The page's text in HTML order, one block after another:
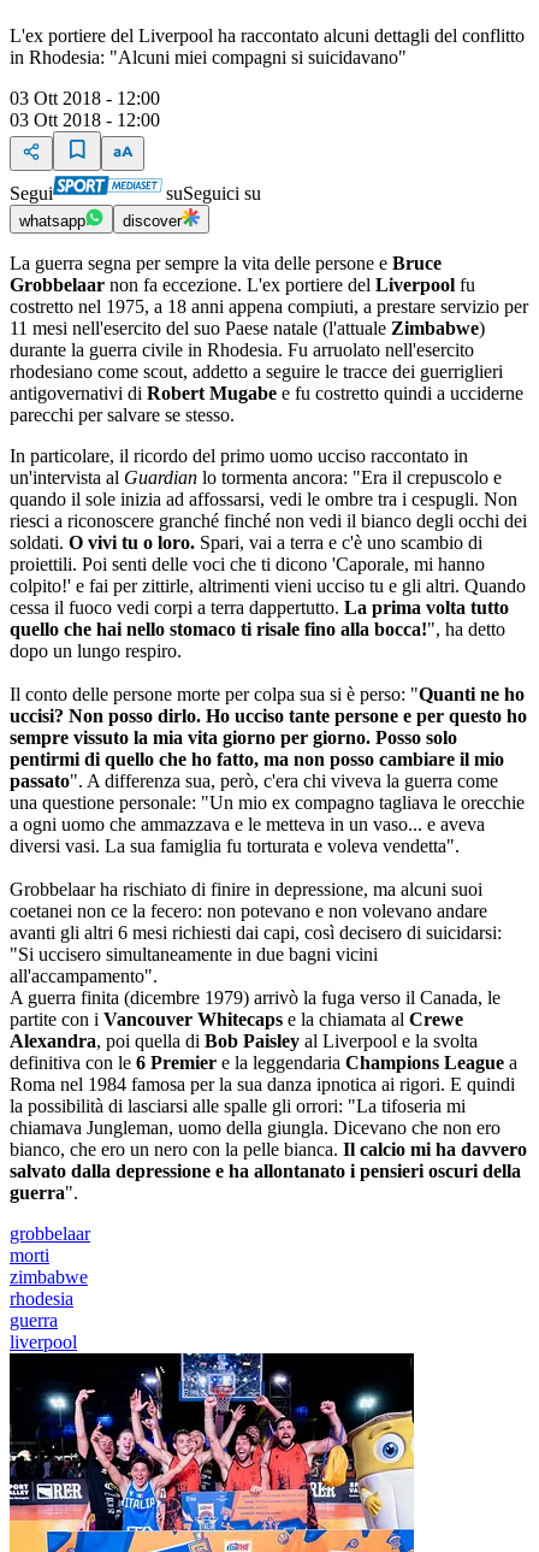
L'ex portiere del Liverpool ha raccontato alcuni dettagli del conflitto
in Rhodesia: "Alcuni miei compagni si suicidavano"
03 Ott 2018 - 12:00
03 Ott 2018 - 12:00
Segui suSeguici su
whatsapp discover
La guerra segna per sempre la vita delle persone e Bruce
Grobbelaar non fa eccezione. L'ex portiere del Liverpool fu
costretto nel 1975, a 18 anni appena compiuti, a prestare servizio per
11 mesi nell'esercito del suo Paese natale (l'attuale Zimbabwe)
durante la guerra civile in Rhodesia. Fu arruolato nell'esercito
rhodesiano come scout, addetto a seguire le tracce dei guerriglieri
antigovernativi di Robert Mugabe e fu costretto quindi a ucciderne
parecchi per salvare se stesso.
In particolare, il ricordo del primo uomo ucciso raccontato in
un'intervista al Guardian lo tormenta ancora: "Era il crepuscolo e
quando il sole inizia ad affossarsi, vedi le ombre tra i cespugli. Non
riesci a riconoscere granché finché non vedi il bianco degli occhi dei
soldati. O vivi tu o loro. Spari, vai a terra e c'è uno scambio di
proiettili. Poi senti delle voci che ti dicono 'Caporale, mi hanno
colpito!' e fai per zittirle, altrimenti vieni ucciso tu e gli altri. Quando
cessa il fuoco vedi corpi a terra dappertutto. La prima volta tutto
quello che hai nello stomaco ti risale fino alla bocca!", ha detto
dopo un lungo respiro.
Il conto delle persone morte per colpa sua si è perso: "Quanti ne ho
uccisi? Non posso dirlo. Ho ucciso tante persone e per questo ho
sempre vissuto la mia vita giorno per giorno. Posso solo
pentirmi di quello che ho fatto, ma non posso cambiare il mio
passato". A differenza sua, però, c'era chi viveva la guerra come
una questione personale: "Un mio ex compagno tagliava le orecchie
a ogni uomo che ammazzava e le metteva in un vaso... e aveva
diversi vasi. La sua famiglia fu torturata e voleva vendetta".
Grobbelaar ha rischiato di finire in depressione, ma alcuni suoi
coetanei non ce la fecero: non potevano e non volevano andare
avanti gli altri 6 mesi richiesti dai capi, così decisero di suicidarsi:
"Si uccisero simultaneamente in due bagni vicini
all'accampamento".
A guerra finita (dicembre 1979) arrivò la fuga verso il Canada, le
partite con i Vancouver Whitecaps e la chiamata al Crewe
Alexandra, poi quella di Bob Paisley al Liverpool e la svolta
definitiva con le 6 Premier e la leggendaria Champions League a
Roma nel 1984 famosa per la sua danza ipnotica ai rigori. E quindi
la possibilità di lasciarsi alle spalle gli orrori: "La tifoseria mi
chiamava Jungleman, uomo della giungla. Dicevano che non ero
bianco, che ero un nero con la pelle bianca. Il calcio mi ha davvero
salvato dalla depressione e ha allontanato i pensieri oscuri della
guerra".
grobbelaar
morti
zimbabwe
rhodesia
guerra
liverpool